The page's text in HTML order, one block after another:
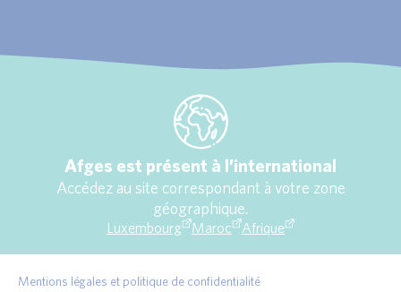
Afges est présent à l’international
Accédez au site correspondant à votre zone
géographique.
Luxembourg Maroc Afrique
Mentions légales et politique de confidentialité